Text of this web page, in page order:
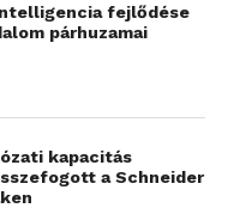
kamera LED
az S5-
ISO, képméret,
is
az extra gomb
érintőkijelző
válik.
fejlődése
párhuzamai
kapacitás
a Schneider